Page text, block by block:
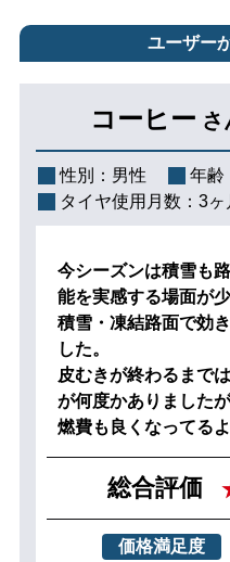
ユーザー
コーヒー さ
性別： 男性 年齢
タイヤ使用月数： 3ヶ
今シーズンは積雪も
能を実感する場面が
積雪・凍結路面で効
した。
皮むきが終わるまで
が何度かありました
燃費も良くなってる
総合評価
価格満足度